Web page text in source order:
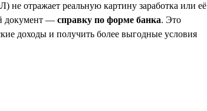
отражает реальную картину заработка или её
документ — справку по форме банка. Это
доходы и получить более выгодные условия